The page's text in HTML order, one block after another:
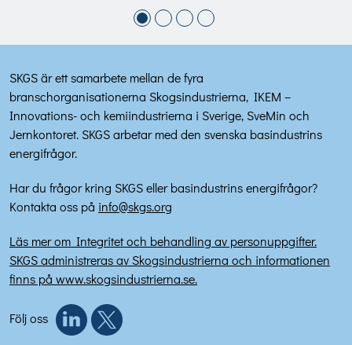
SKGS är ett samarbete mellan de fyra
branschorganisationerna Skogsindustrierna, IKEM –
Innovations- och kemiindustrierna i Sverige, SveMin och
Jernkontoret. SKGS arbetar med den svenska basindustrins
energifrågor.
Har du frågor kring SKGS eller basindustrins energifrågor?
Kontakta oss på info@skgs.org
Läs mer om Integritet och behandling av personuppgifter.
SKGS administreras av Skogsindustrierna och informationen
finns på www.skogsindustrierna.se.
Följ oss